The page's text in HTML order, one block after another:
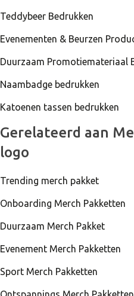
Teddybeer Bedrukken
Evenementen & Beurzen
Duurzaam Promotiemateriaal
Naambadge bedrukken
Katoenen tassen bedrukken
Gerelateerd aan
logo
Trending merch pakket
Onboarding Merch Pakketten
Duurzaam Merch Pakket
Evenement Merch Pakketten
Sport Merch Pakketten